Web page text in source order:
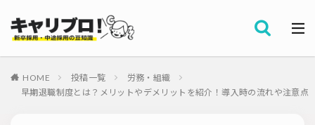
HOME 投稿一覧
労務・組織
早期退職制度とは？メリットやデメリットを紹介！導入時の流れや注意点
カテゴリー
タグ
労務・組織